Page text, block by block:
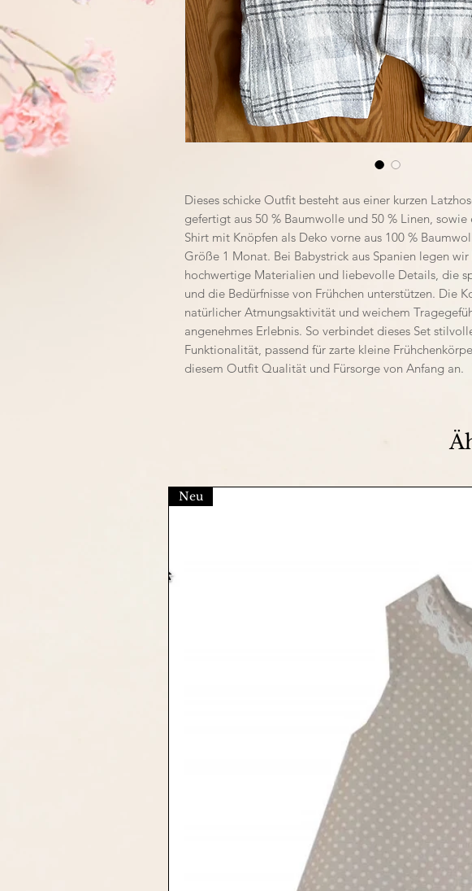
Dieses schicke Outfit besteht aus einer kurzen
gefertigt aus 50 % Baumwolle und 50 % Linen,
Shirt mit Knöpfen als Deko vorne aus 100 %
Größe 1 Monat. Bei Babystrick aus Spanien legen
hochwertige Materialien und liebevolle Details, die
und die Bedürfnisse von Frühchen unterstützen. Die
natürlicher Atmungsaktivität und weichem
angenehmes Erlebnis. So verbindet dieses Set
Funktionalität, passend für zarte kleine
diesem Outfit Qualität und Fürsorge von Anfang an.
Neu